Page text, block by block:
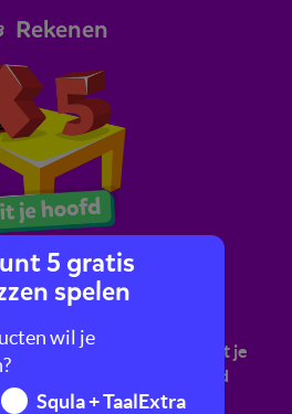
demo van Squla.
Bestel nu
Rekenen
van 5
verder automatiseren en
tafel van 5. Dat betekent dat je
uitrekenen of uit je hoofd
kent.
5 gratis
spelen
wil je
Squla + TaalExtra